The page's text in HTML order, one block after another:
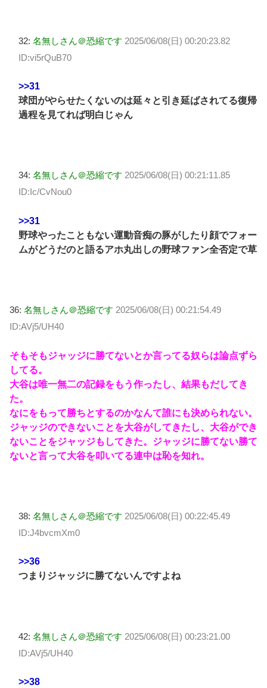
32: 名無しさん＠恐縮です 2025/06/08(日) 00:20:23.82
ID:vi5rQuB70
>>31
球団がやらせたくないのは延々と引き延ばされてる復帰
過程を見てれば明白じゃん
34: 名無しさん＠恐縮です 2025/06/08(日) 00:21:11.85
ID:Ic/CvNou0
>>31
野球やったこともない運動音痴の豚がしたり顔でフォー
ムがどうだのと語るアホ丸出しの野球ファン全否定で草
36: 名無しさん＠恐縮です 2025/06/08(日) 00:21:54.49
ID:AVj5/UH40
そもそもジャッジに勝てないとか言ってる奴らは論点ずら
してる。
大谷は唯一無二の記録をもう作ったし、結果もだしてき
た。
なにをもって勝ちとするのかなんて誰にも決められない。
ジャッジのできないことを大谷がしてきたし、大谷ができ
ないことをジャッジもしてきた。ジャッジに勝てない勝て
ないと言って大谷を叩いてる連中は恥を知れ。
38: 名無しさん＠恐縮です 2025/06/08(日) 00:22:45.49
ID:J4bvcmXm0
>>36
つまりジャッジに勝てないんですよね
42: 名無しさん＠恐縮です 2025/06/08(日) 00:23:21.00
ID:AVj5/UH40
>>38